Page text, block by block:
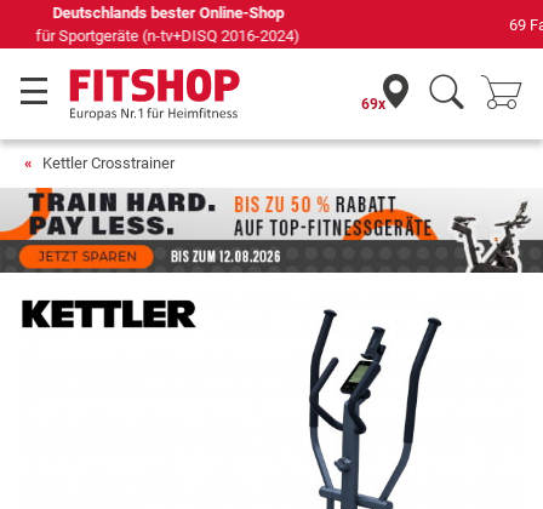
69 Fachmärkte vor Ort mit 75 eigenen Servicetechnikern
69x
Kettler Crosstrainer